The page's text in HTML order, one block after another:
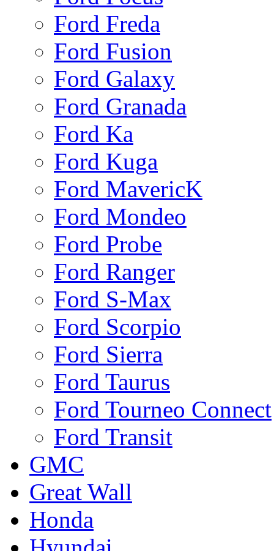
Ford Freda
Ford Fusion
Ford Galaxy
Ford Granada
Ford Ka
Ford Kuga
Ford MavericK
Ford Mondeo
Ford Probe
Ford Ranger
Ford S-Max
Ford Scorpio
Ford Sierra
Ford Taurus
Ford Tourneo Connect
Ford Transit
GMC
Great Wall
Honda